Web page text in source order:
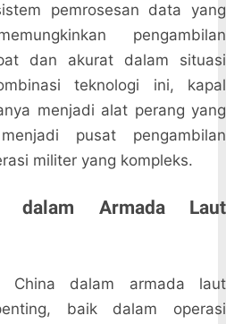
pemrosesan data yang
pengambilan
dan akurat dalam situasi
teknologi ini, kapal
menjadi alat perang yang
pusat pengambilan
militer yang kompleks.
dalam Armada Laut
China dalam armada laut
baik dalam operasi